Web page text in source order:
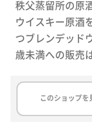
秩父蒸留所の原
ウイスキー原酒
つブレンデッド
歳未満への販売
このショップを